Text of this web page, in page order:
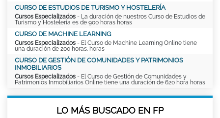
CURSO DE ESTUDIOS DE TURISMO Y HOSTELERÍA
Cursos Especializados - La duración de nuestros Curso de Estudios de
Turismo y Hostelería es de 900 horas horas
CURSO DE MACHINE LEARNING
Cursos Especializados - El Curso de Machine Learning Online tiene
una duración de 200 horas. horas
CURSO DE GESTIÓN DE COMUNIDADES Y PATRIMONIOS
INMOBILIARIOS
Cursos Especializados - El Curso de Gestión de Comunidades y
Patrimonios Inmobiliarios Online tiene una duración de 620 hora horas
LO MÁS BUSCADO EN FP